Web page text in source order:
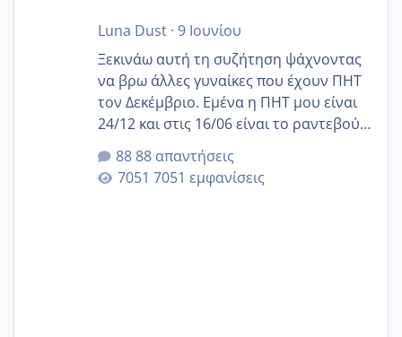
Luna Dust· 9 Ιουνίου
Ξεκινάω αυτή τη συζήτηση ψάχνοντας
να βρω άλλες γυναίκες που έχουν ΠΗΤ
τον Δεκέμβριο. Εμένα η ΠΗΤ μου είναι
24/12 και στις 16/06 είναι το ραντεβού
της αυχενικής διαφάνειας. Έχω αρκετό
άγχος και οι μέρες δεν φαίνεται να
περνάνε με τίποτα.
88 απαντήσεις
7051 εμφανίσεις